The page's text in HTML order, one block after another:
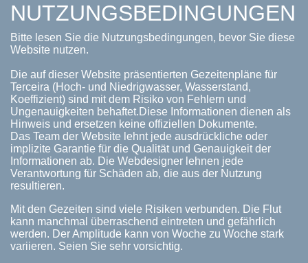
NUTZUNGSBEDINGUNGEN
Bitte lesen Sie die Nutzungsbedingungen, bevor Sie diese
Website nutzen.
Die auf dieser Website präsentierten Gezeitenpläne für
Terceira (Hoch- und Niedrigwasser, Wasserstand,
Koeffizient) sind mit dem Risiko von Fehlern und
Ungenauigkeiten behaftet.Diese Informationen dienen als
Hinweis und ersetzen keine offiziellen Dokumente.
Das Team der Website lehnt jede ausdrückliche oder
implizite Garantie für die Qualität und Genauigkeit der
Informationen ab. Die Webdesigner lehnen jede
Verantwortung für Schäden ab, die aus der Nutzung
resultieren.
Mit den Gezeiten sind viele Risiken verbunden. Die Flut
kann manchmal überraschend eintreten und gefährlich
werden. Der Amplitude kann von Woche zu Woche stark
variieren. Seien Sie sehr vorsichtig.